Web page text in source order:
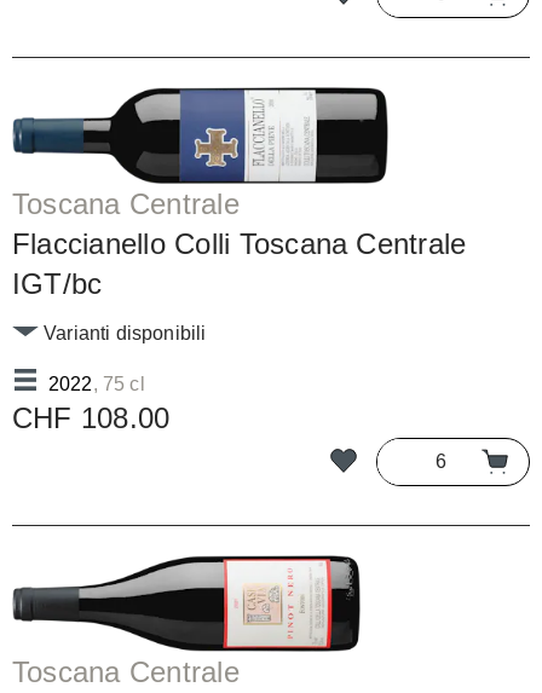
Toscana Centrale
Flaccianello Colli Toscana Centrale
IGT/bc
2022, 75 cl
Varianti disponibili
CHF 108.00
Toscana Centrale